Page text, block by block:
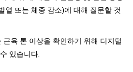
열 또는 체중 감소)에 대해 질문할 것
근육 톤 이상을 확인하기 위해 디지털
있습니다.